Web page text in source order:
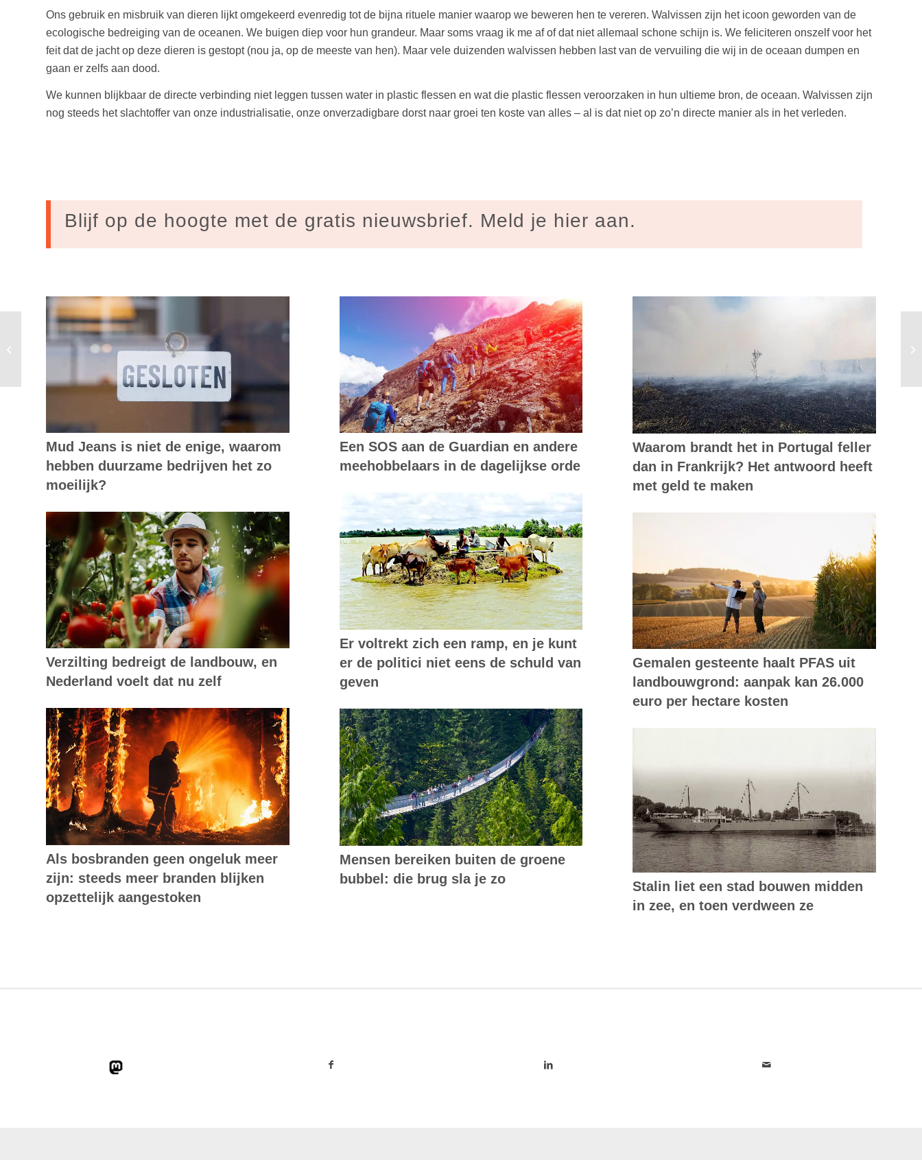
Ons gebruik en misbruik van dieren lijkt omgekeerd evenredig tot de bijna rituele manier waarop we beweren hen te vereren. Walvissen zijn het icoon geworden van de
ecologische bedreiging van de oceanen. We buigen diep voor hun grandeur. Maar soms vraag ik me af of dat niet allemaal schone schijn is. We feliciteren onszelf voor het
feit dat de jacht op deze dieren is gestopt (nou ja, op de meeste van hen). Maar vele duizenden walvissen hebben last van de vervuiling die wij in de oceaan dumpen en
gaan er zelfs aan dood.
We kunnen blijkbaar de directe verbinding niet leggen tussen water in plastic flessen en wat die plastic flessen veroorzaken in hun ultieme bron, de oceaan. Walvissen zijn
nog steeds het slachtoffer van onze industrialisatie, onze onverzadigbare dorst naar groei ten koste van alles – al is dat niet op zo’n directe manier als in het verleden.
Blijf op de hoogte met de gratis nieuwsbrief. Meld je hier aan.
Mud Jeans is niet de enige, waarom
hebben duurzame bedrijven het zo
moeilijk?
Verzilting bedreigt de landbouw, en
Nederland voelt dat nu zelf
Als bosbranden geen ongeluk meer
zijn: steeds meer branden blijken
opzettelijk aangestoken
Een SOS aan de Guardian en andere
meehobbelaars in de dagelijkse orde
Er voltrekt zich een ramp, en je kunt
er de politici niet eens de schuld van
geven
Mensen bereiken buiten de groene
bubbel: die brug sla je zo
Waarom brandt het in Portugal feller
dan in Frankrijk? Het antwoord heeft
met geld te maken
Gemalen gesteente haalt PFAS uit
landbouwgrond: aanpak kan 26.000
euro per hectare kosten
Stalin liet een stad bouwen midden
in zee, en toen verdween ze
Op 5 april wordt een heel dorp
omgebouwd tot congreslocatie